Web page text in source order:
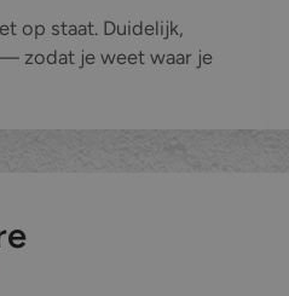
op staat. Duidelijk,
zodat je weet waar je